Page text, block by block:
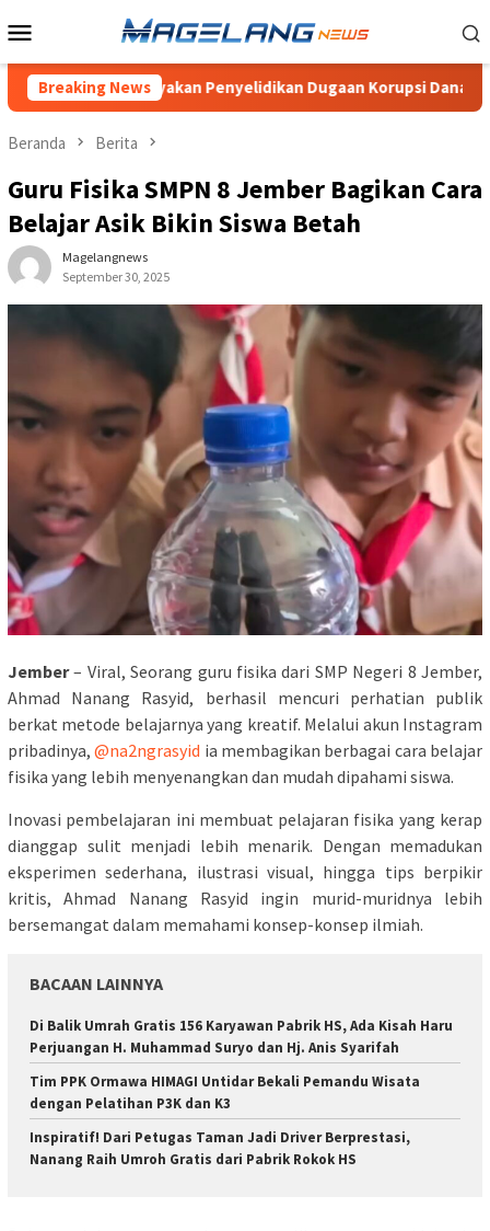
ke
Mobile
Breaking NewsPenyelidikan Dugaan Korupsi Dana Desa Wonogiri
Beranda Berita
Guru Fisika SMPN 8 Jember Bagikan Cara
Belajar Asik Bikin Siswa Betah
Magelangnews
September 30, 2025
Jember– Viral, Seorang guru fisika dari SMP Negeri 8 Jember,
Ahmad Nanang Rasyid, berhasil mencuri perhatian publik
berkat metode belajarnya yang kreatif. Melalui akun Instagram
pribadinya,@na2ngrasyid ia membagikan berbagai cara belajar
fisika yang lebih menyenangkan dan mudah dipahami siswa.
Inovasi pembelajaran ini membuat pelajaran fisika yang kerap
dianggap sulit menjadi lebih menarik. Dengan memadukan
eksperimen sederhana, ilustrasi visual, hingga tips berpikir
kritis, Ahmad Nanang Rasyid ingin murid-muridnya lebih
bersemangat dalam memahami konsep-konsep ilmiah.
BACAAN LAINNYA
Di Balik Umrah Gratis 156 Karyawan Pabrik HS, Ada Kisah Haru
Perjuangan H. Muhammad Suryo dan Hj. Anis Syarifah
Tim PPK Ormawa HIMAGI Untidar Bekali Pemandu Wisata
dengan Pelatihan P3K dan K3
Inspiratif! Dari Petugas Taman Jadi Driver Berprestasi,
Nanang Raih Umroh Gratis dari Pabrik Rokok HS